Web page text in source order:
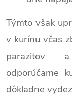
Týmto však
v kurínu včas
parazitov a
odporúčame
dôkladne